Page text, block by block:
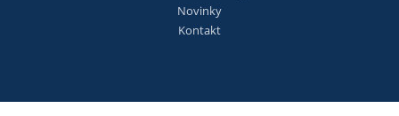
Novinky
Kontakt